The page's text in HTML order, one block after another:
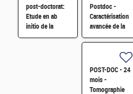
simulation
Monte-Carlo
TRIPOLI-5 H/F
post-doctorat:
Etude en ab
initio de la
thermodiffusion
Postdoc -
Caractérisation
avancée de la
stabilité des
photovoltaïques
tandem H/F
POST-DOC - 24
mois -
Tomographie